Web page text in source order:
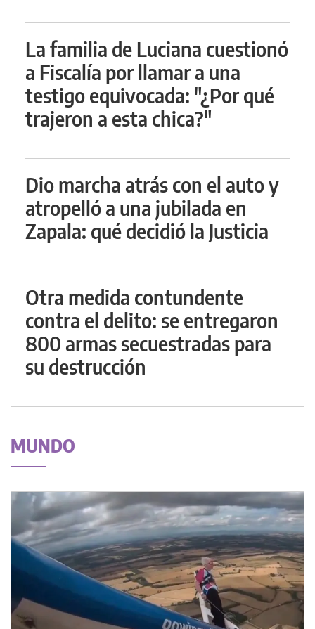
La familia de Luciana cuestionó
a Fiscalía por llamar a una
testigo equivocada: "¿Por qué
trajeron a esta chica?"
Dio marcha atrás con el auto y
atropelló a una jubilada en
Zapala: qué decidió la Justicia
Otra medida contundente
contra el delito: se entregaron
800 armas secuestradas para
su destrucción
MUNDO